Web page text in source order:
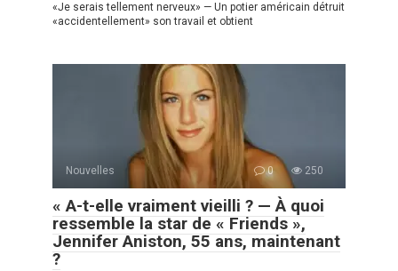
«Je serais tellement nerveux» — Un potier américain détruit
«accidentellement» son travail et obtient
Nouvelles 0 250
« A-t-elle vraiment vieilli ? — À quoi
ressemble la star de « Friends »,
Jennifer Aniston, 55 ans, maintenant
?